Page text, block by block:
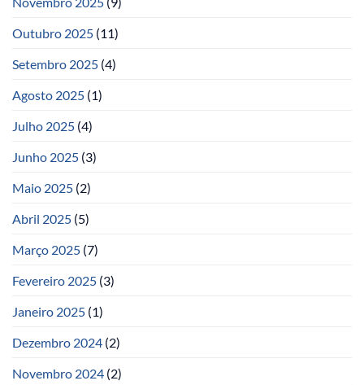
Outubro 2025 (11)
Setembro 2025 (4)
Agosto 2025 (1)
Julho 2025 (4)
Junho 2025 (3)
Maio 2025 (2)
Abril 2025 (5)
Março 2025 (7)
Fevereiro 2025 (3)
Janeiro 2025 (1)
Dezembro 2024 (2)
Novembro 2024 (2)